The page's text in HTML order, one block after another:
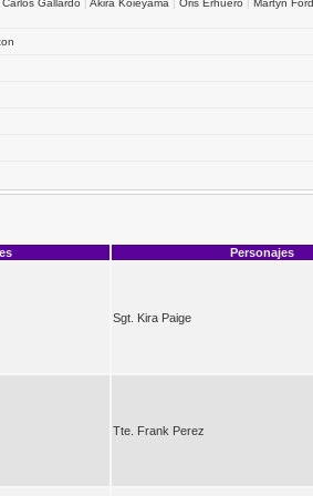
Carlos Gallardo Akira Koieyama Oris Erhuero Martyn Ford
Personajes
Sgt. Kira Paige
Tte. Frank Perez